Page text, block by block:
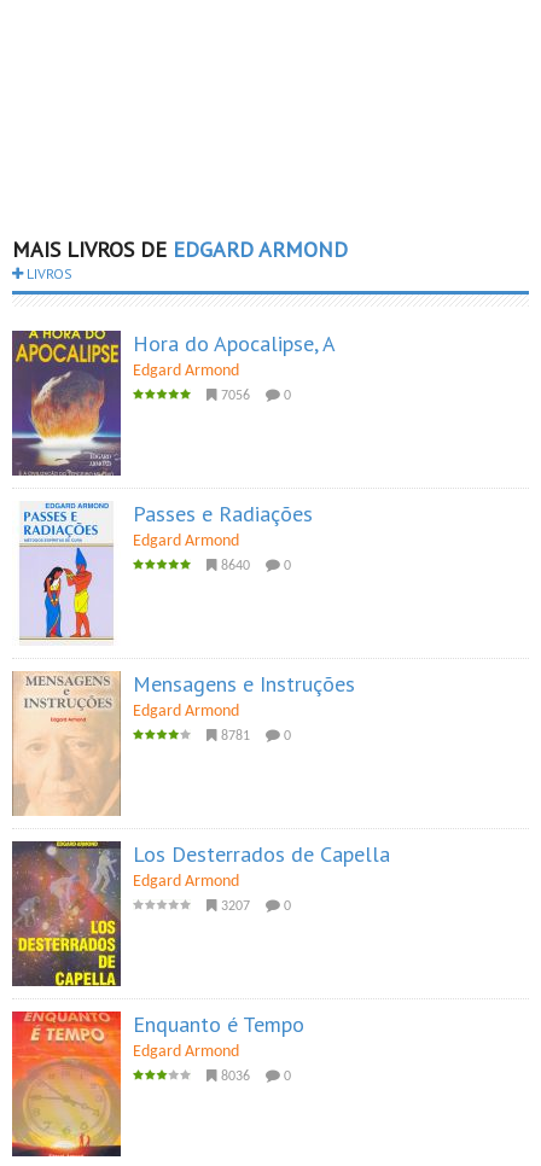
MAIS LIVROS DE EDGARD ARMOND
LIVROS
Hora do Apocalipse, A
Edgard Armond
7056 0
Passes e Radiações
Edgard Armond
8640 0
Mensagens e Instruções
Edgard Armond
8781 0
Los Desterrados de Capella
Edgard Armond
3207 0
Enquanto é Tempo
Edgard Armond
8036 0